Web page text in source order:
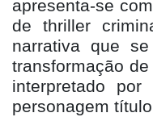
apresenta-se
de thriller
narrativa que
transformação de
interpretado por
personagem